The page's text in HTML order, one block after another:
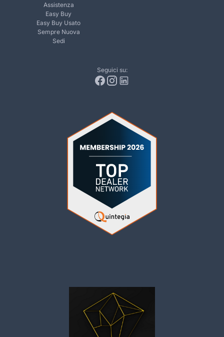
Assistenza
Easy Buy
Easy Buy Usato
Sempre Nuova
Sedi
Seguici su: